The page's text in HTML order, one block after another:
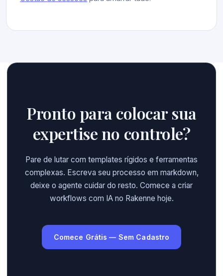
Pronto para colocar sua
expertise no controle?
Pare de lutar com templates rígidos e ferramentas
complexas. Escreva seu processo em markdown,
deixe o agente cuidar do resto. Comece a criar
workflows com IA no Rakenne hoje.
Comece Grátis — Sem Cadastro